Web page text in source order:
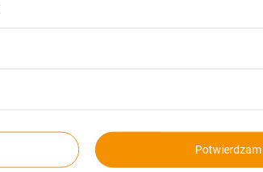
dla wygodnych i